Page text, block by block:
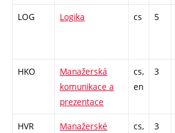
LOG Logika cs 5
HKO
Manažerská
komunikace a
prezentace
cs,
en
3
HVR
Manažerské
cs,
3